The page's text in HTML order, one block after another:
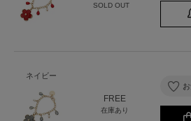
SOLD OUT
ネイビー
FREE
在庫あり